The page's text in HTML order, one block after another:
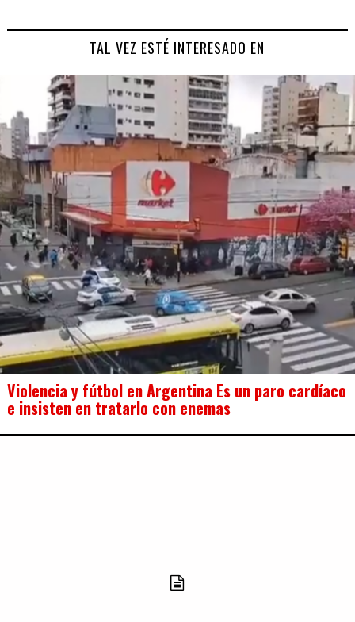
TAL VEZ ESTÉ INTERESADO EN
Violencia y fútbol en Argentina Es un paro cardíaco
e insisten en tratarlo con enemas